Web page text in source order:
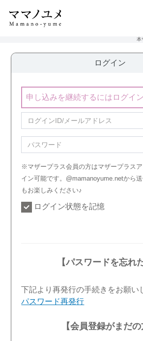
本
ログイン
申し込みを継続するにはログイ
※マザープラス会員の方はマザープラス
イン可能です。@mamanoyume.netから
もお楽しみください♪
ログイン状態を記憶
【パスワードを忘れ
下記より再発行の手続きをお願い
パスワード再発行
【会員登録がまだの